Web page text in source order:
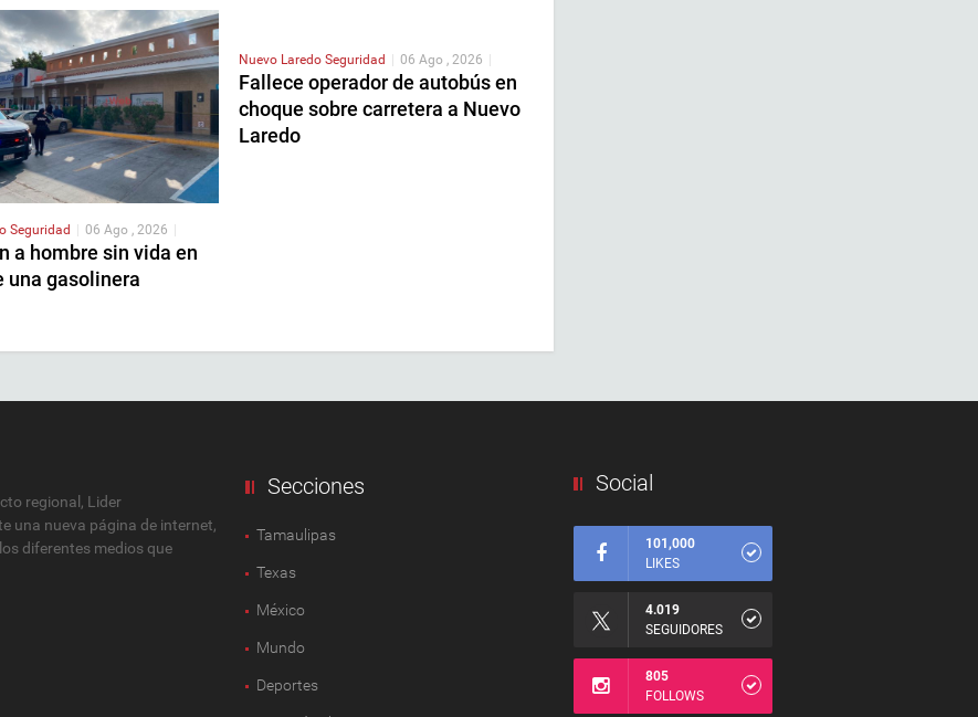
Seguridad 06 Ago , 2026
a hombre sin vida en
una gasolinera
Nuevo Laredo Seguridad | 06 Ago , 2026 |
Fallece operador de autobús en
choque sobre carretera a Nuevo
Laredo
regional, Lider
una nueva página de internet,
diferentes medios que
Secciones
Tamaulipas
Texas
México
Mundo
Deportes
Social
101,000
LIKES
4.019
SEGUIDORES
805
FOLLOWS